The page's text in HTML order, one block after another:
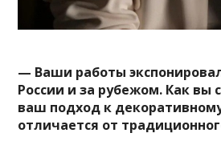
— Ваши работы
России и за рубежом. Как вы
ваш подход к
отличается от